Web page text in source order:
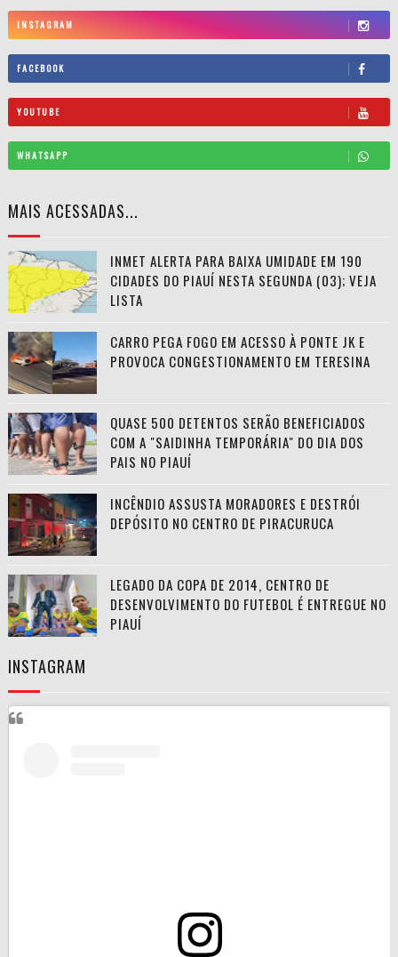
INSTAGRAM
FACEBOOK
YOUTUBE
WHATSAPP
MAIS ACESSADAS...
INMET ALERTA PARA BAIXA UMIDADE EM 190
CIDADES DO PIAUÍ NESTA SEGUNDA (03); VEJA
LISTA
CARRO PEGA FOGO EM ACESSO À PONTE JK E
PROVOCA CONGESTIONAMENTO EM TERESINA
QUASE 500 DETENTOS SERÃO BENEFICIADOS
COM A "SAIDINHA TEMPORÁRIA" DO DIA DOS
PAIS NO PIAUÍ
INCÊNDIO ASSUSTA MORADORES E DESTRÓI
DEPÓSITO NO CENTRO DE PIRACURUCA
LEGADO DA COPA DE 2014, CENTRO DE
DESENVOLVIMENTO DO FUTEBOL É ENTREGUE NO
PIAUÍ
INSTAGRAM